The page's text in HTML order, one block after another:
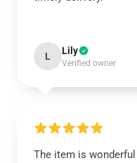
L Lily
Verified owner
The item is